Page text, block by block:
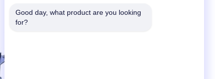
Good day, what product are you looking
for?